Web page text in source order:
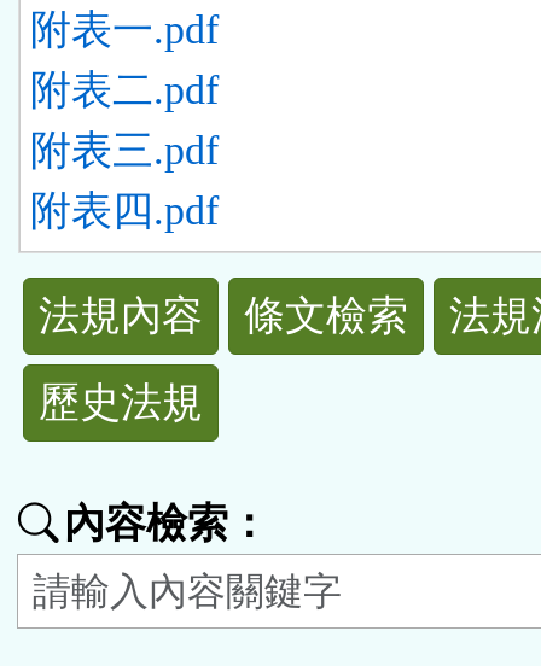
附表一.pdf
附表二.pdf
附表三.pdf
附表四.pdf
法
規
功
按
鈕
法規內容 條文檢索
法
歷史法規
內容檢索：